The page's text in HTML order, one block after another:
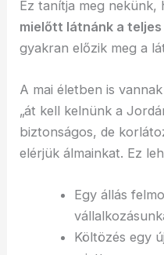
Ez tanítja meg nekünk,
mielőtt látnánk a
gyakran előzik meg a
A mai életben is
„át kell kelnünk a
biztonságos, de
elérjük álmainkat. Ez
Egy állás
Költözés egy